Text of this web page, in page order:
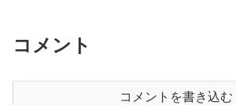
コメント
コメントを書き込む